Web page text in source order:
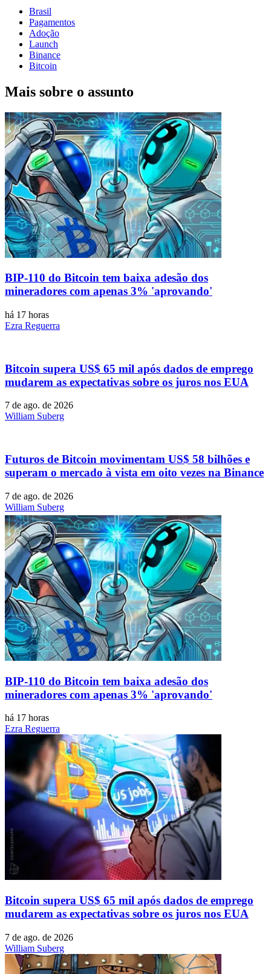
Brasil
Pagamentos
Adoção
Launch
Binance
Bitcoin
Mais sobre o assunto
BIP-110 do Bitcoin tem baixa adesão dos
mineradores com apenas 3% 'aprovando'
há 17 horas
Ezra Reguerra
Bitcoin supera US$ 65 mil após dados de emprego
mudarem as expectativas sobre os juros nos EUA
7 de ago. de 2026
William Suberg
Futuros de Bitcoin movimentam US$ 58 bilhões e
superam o mercado à vista em oito vezes na Binance
7 de ago. de 2026
William Suberg
BIP-110 do Bitcoin tem baixa adesão dos
mineradores com apenas 3% 'aprovando'
há 17 horas
Ezra Reguerra
Bitcoin supera US$ 65 mil após dados de emprego
mudarem as expectativas sobre os juros nos EUA
7 de ago. de 2026
William Suberg